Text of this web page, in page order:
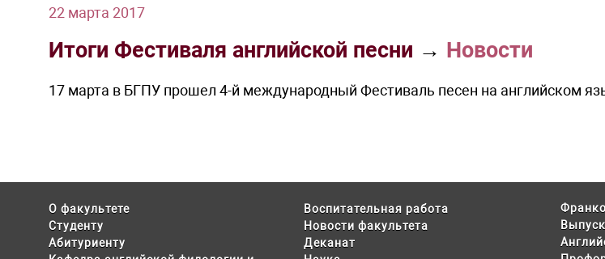
22 марта 2017
Итоги Фестиваля английской песни → Новости
17 марта в БГПУ прошел 4-й международный Фестиваль песен на английском
О факультете
Студенту
Абитуриенту
Воспитательная работа
Новости факультета
Деканат